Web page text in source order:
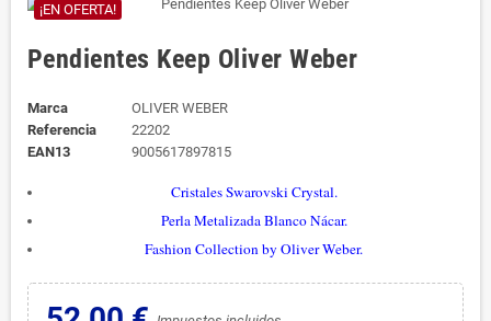
¡EN OFERTA!
Pendientes Keep Oliver Weber
Marca
OLIVER WEBER
Referencia
22202
EAN13
9005617897815
Cristales Swarovski Crystal.
Perla Metalizada Blanco Nácar.
Fashion Collection by Oliver Weber.